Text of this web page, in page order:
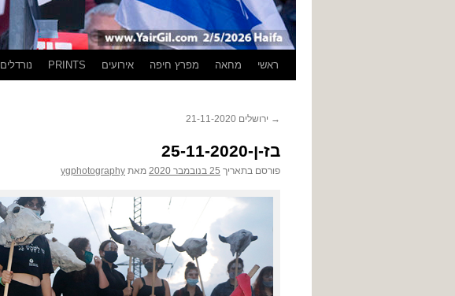
לדלגראשי מחאה מפרץ חיפה אירועים PRINTS נורדלים
→ ירושלים 21-11-2020
בז-ן-25-11-2020
פורסם בתאריך 25 בנובמבר 2020 מאת ygphotography